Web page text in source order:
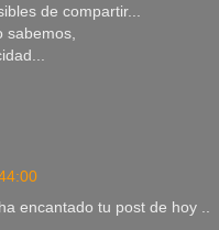
de compartir...
sabemos,
encantado tu post de hoy ..